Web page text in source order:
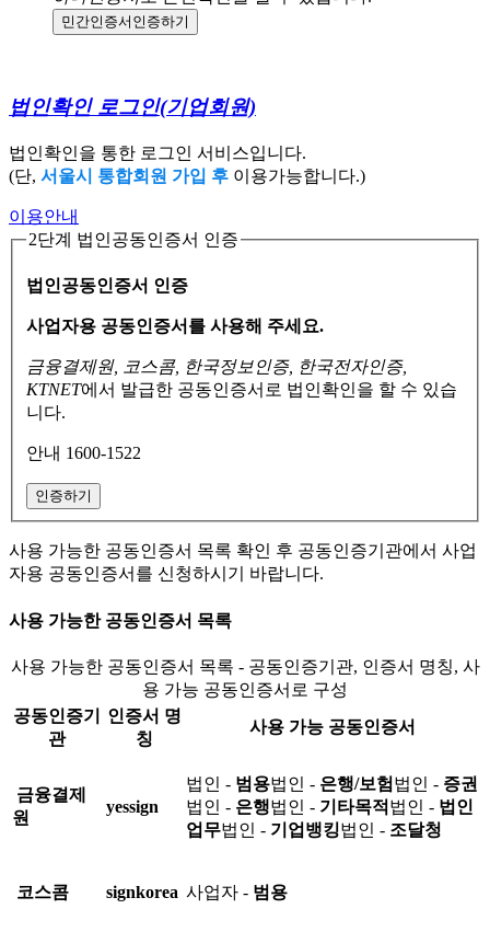
민간인증서 인증하기
법인확인 로그인(기업회원)
법인확인을 통한 로그인 서비스입니다.
(단, 서울시 통합회원 가입 후 이용가능합니다.)
이용안내
2단계 법인공동인증서 인증
법인공동인증서 인증
사업자용 공동인증서를 사용해 주세요.
금융결제원, 코스콤, 한국정보인증, 한국전자인증,
KTNET에서 발급한 공동인증서로 법인확인을 할 수 있습
니다.
안내 1600-1522
인증하기
사용 가능한 공동인증서 목록 확인 후 공동인증기관에서 사업
자용 공동인증서를 신청하시기 바랍니다.
사용 가능한 공동인증서 목록
사용 가능한 공동인증서 목록 - 공동인증기관, 인증서 명칭, 사
용 가능 공동인증서로 구성
공동인증기
관
인증서 명
칭
사용 가능 공동인증서
금융결제
원
yessign
법인 - 범용법인 - 은행/보험 법인 - 증권
법인 - 은행법인 - 기타목적 법인 - 법인
업무법인 - 기업뱅킹법인 - 조달청
코스콤 signkorea 사업자 - 범용